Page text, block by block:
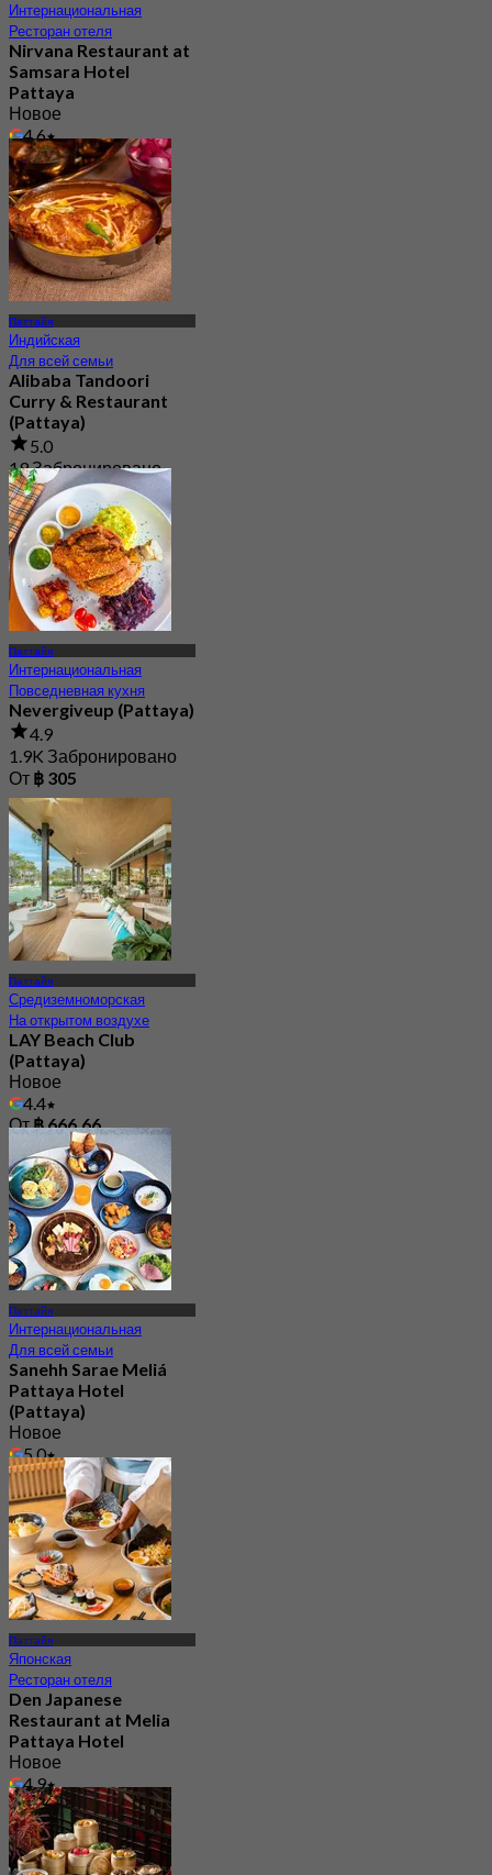
Интернациональная
Ресторан отеля
Nirvana Restaurant at
Samsara Hotel
Pattaya
Новое
4.6
От฿ 525
Паттайя
Индийская
Для всей семьи
Alibaba Tandoori
Curry & Restaurant
(Pattaya)
5.0
19 Забронировано
От฿ 497.5
Паттайя
Интернациональная
Повседневная кухня
Nevergiveup (Pattaya)
4.9
1.9K Забронировано
От ฿ 305
Паттайя
Средиземноморская
На открытом воздухе
LAY Beach Club
(Pattaya)
Новое
4.4
От฿ 666.66
Паттайя
Интернациональная
Для всей семьи
Sanehh Sarae Meliá
Pattaya Hotel
(Pattaya)
Новое
5.0
От฿ 450
Паттайя
Японская
Ресторан отеля
Den Japanese
Restaurant at Melia
Pattaya Hotel
Новое
4.9
От฿ 499